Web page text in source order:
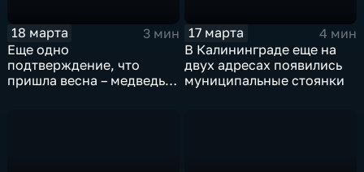
18 марта
3 мин
Еще одно
подтверждение, что
пришла весна – медведь
17 марта
4 мин
В Калининграде еще на
двух адресах появились
муниципальные стоянки